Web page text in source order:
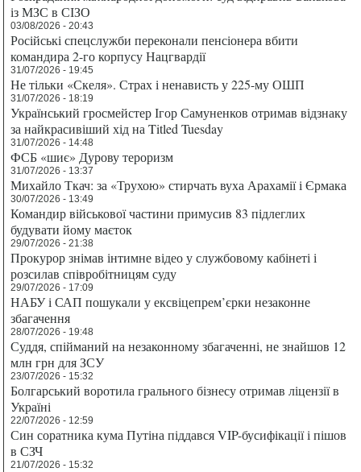
із МЗС в СІЗО
03/08/2026 - 20:43
Російські спецслужби переконали пенсіонера вбити
командира 2-го корпусу Нацгвардії
31/07/2026 - 19:45
Не тільки «Скеля». Страх і ненависть у 225-му ОШП
31/07/2026 - 18:19
Український гросмейстер Ігор Самуненков отримав відзнаку
за найкрасивіший хід на Titled Tuesday
31/07/2026 - 14:48
ФСБ «шиє» Дурову тероризм
31/07/2026 - 13:37
Михайло Ткач: за «Трухою» стирчать вуха Арахамії і Єрмака
30/07/2026 - 13:49
Командир військової частини примусив 83 підлеглих
будувати йому маєток
29/07/2026 - 21:38
Прокурор знімав інтимне відео у службовому кабінеті і
розсилав співробітницям суду
29/07/2026 - 17:09
НАБУ і САП пошукали у ексвіцепрем’єрки незаконне
збагачення
28/07/2026 - 19:48
Суддя, спійманий на незаконному збагаченні, не знайшов 12
млн грн для ЗСУ
23/07/2026 - 15:32
Болгарський воротила грального бізнесу отримав ліцензії в
Україні
22/07/2026 - 12:59
Син соратника кума Путіна піддався VIP-бусифікації і пішов
в СЗЧ
21/07/2026 - 15:32